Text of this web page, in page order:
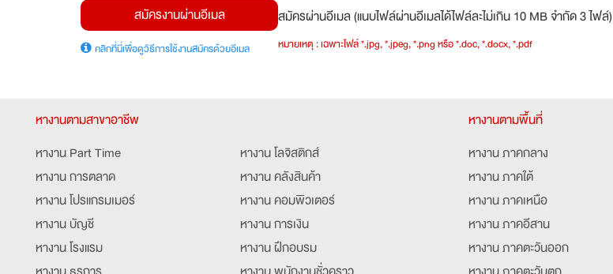
สมัครงานผ่านอีเมล
คลิกที่นี่เพื่อดูวิธีการใช้งานสมัครด้วยอีเมล
สมัครผ่านอีเมล (แนบไฟล์ผ่านอีเมลได้ไฟล์ละไม่เกิน 10 MB จำกัด 3 ไฟล์)
หมายเหตุ : เฉพาะไฟล์ *.jpg, *.jpeg, *.png หรือ *.doc, *.docx, *.pdf
หางานตามสาขาอาชีพ
หางาน Part Time
หางาน การตลาด
หางาน โปรแกรมเมอร์
หางาน บัญชี
หางาน โรงแรม
หางาน โลจิสติกส์
หางาน คลังสินค้า
หางาน คอมพิวเตอร์
หางาน การเงิน
หางาน ฝึกอบรม
หางานตามพื้นที่
หางาน ภาคกลาง
หางาน ภาคใต้
หางาน ภาคเหนือ
หางาน ภาคอีสาน
หางาน ภาคตะวันออก